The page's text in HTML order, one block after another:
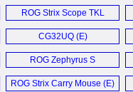
ROG Strix Scope TKL
Deluxe (E)
CG32UQ (E)
ROG Zephyrus S
GX502GW (D)
ROG Strix Carry Mouse (E)